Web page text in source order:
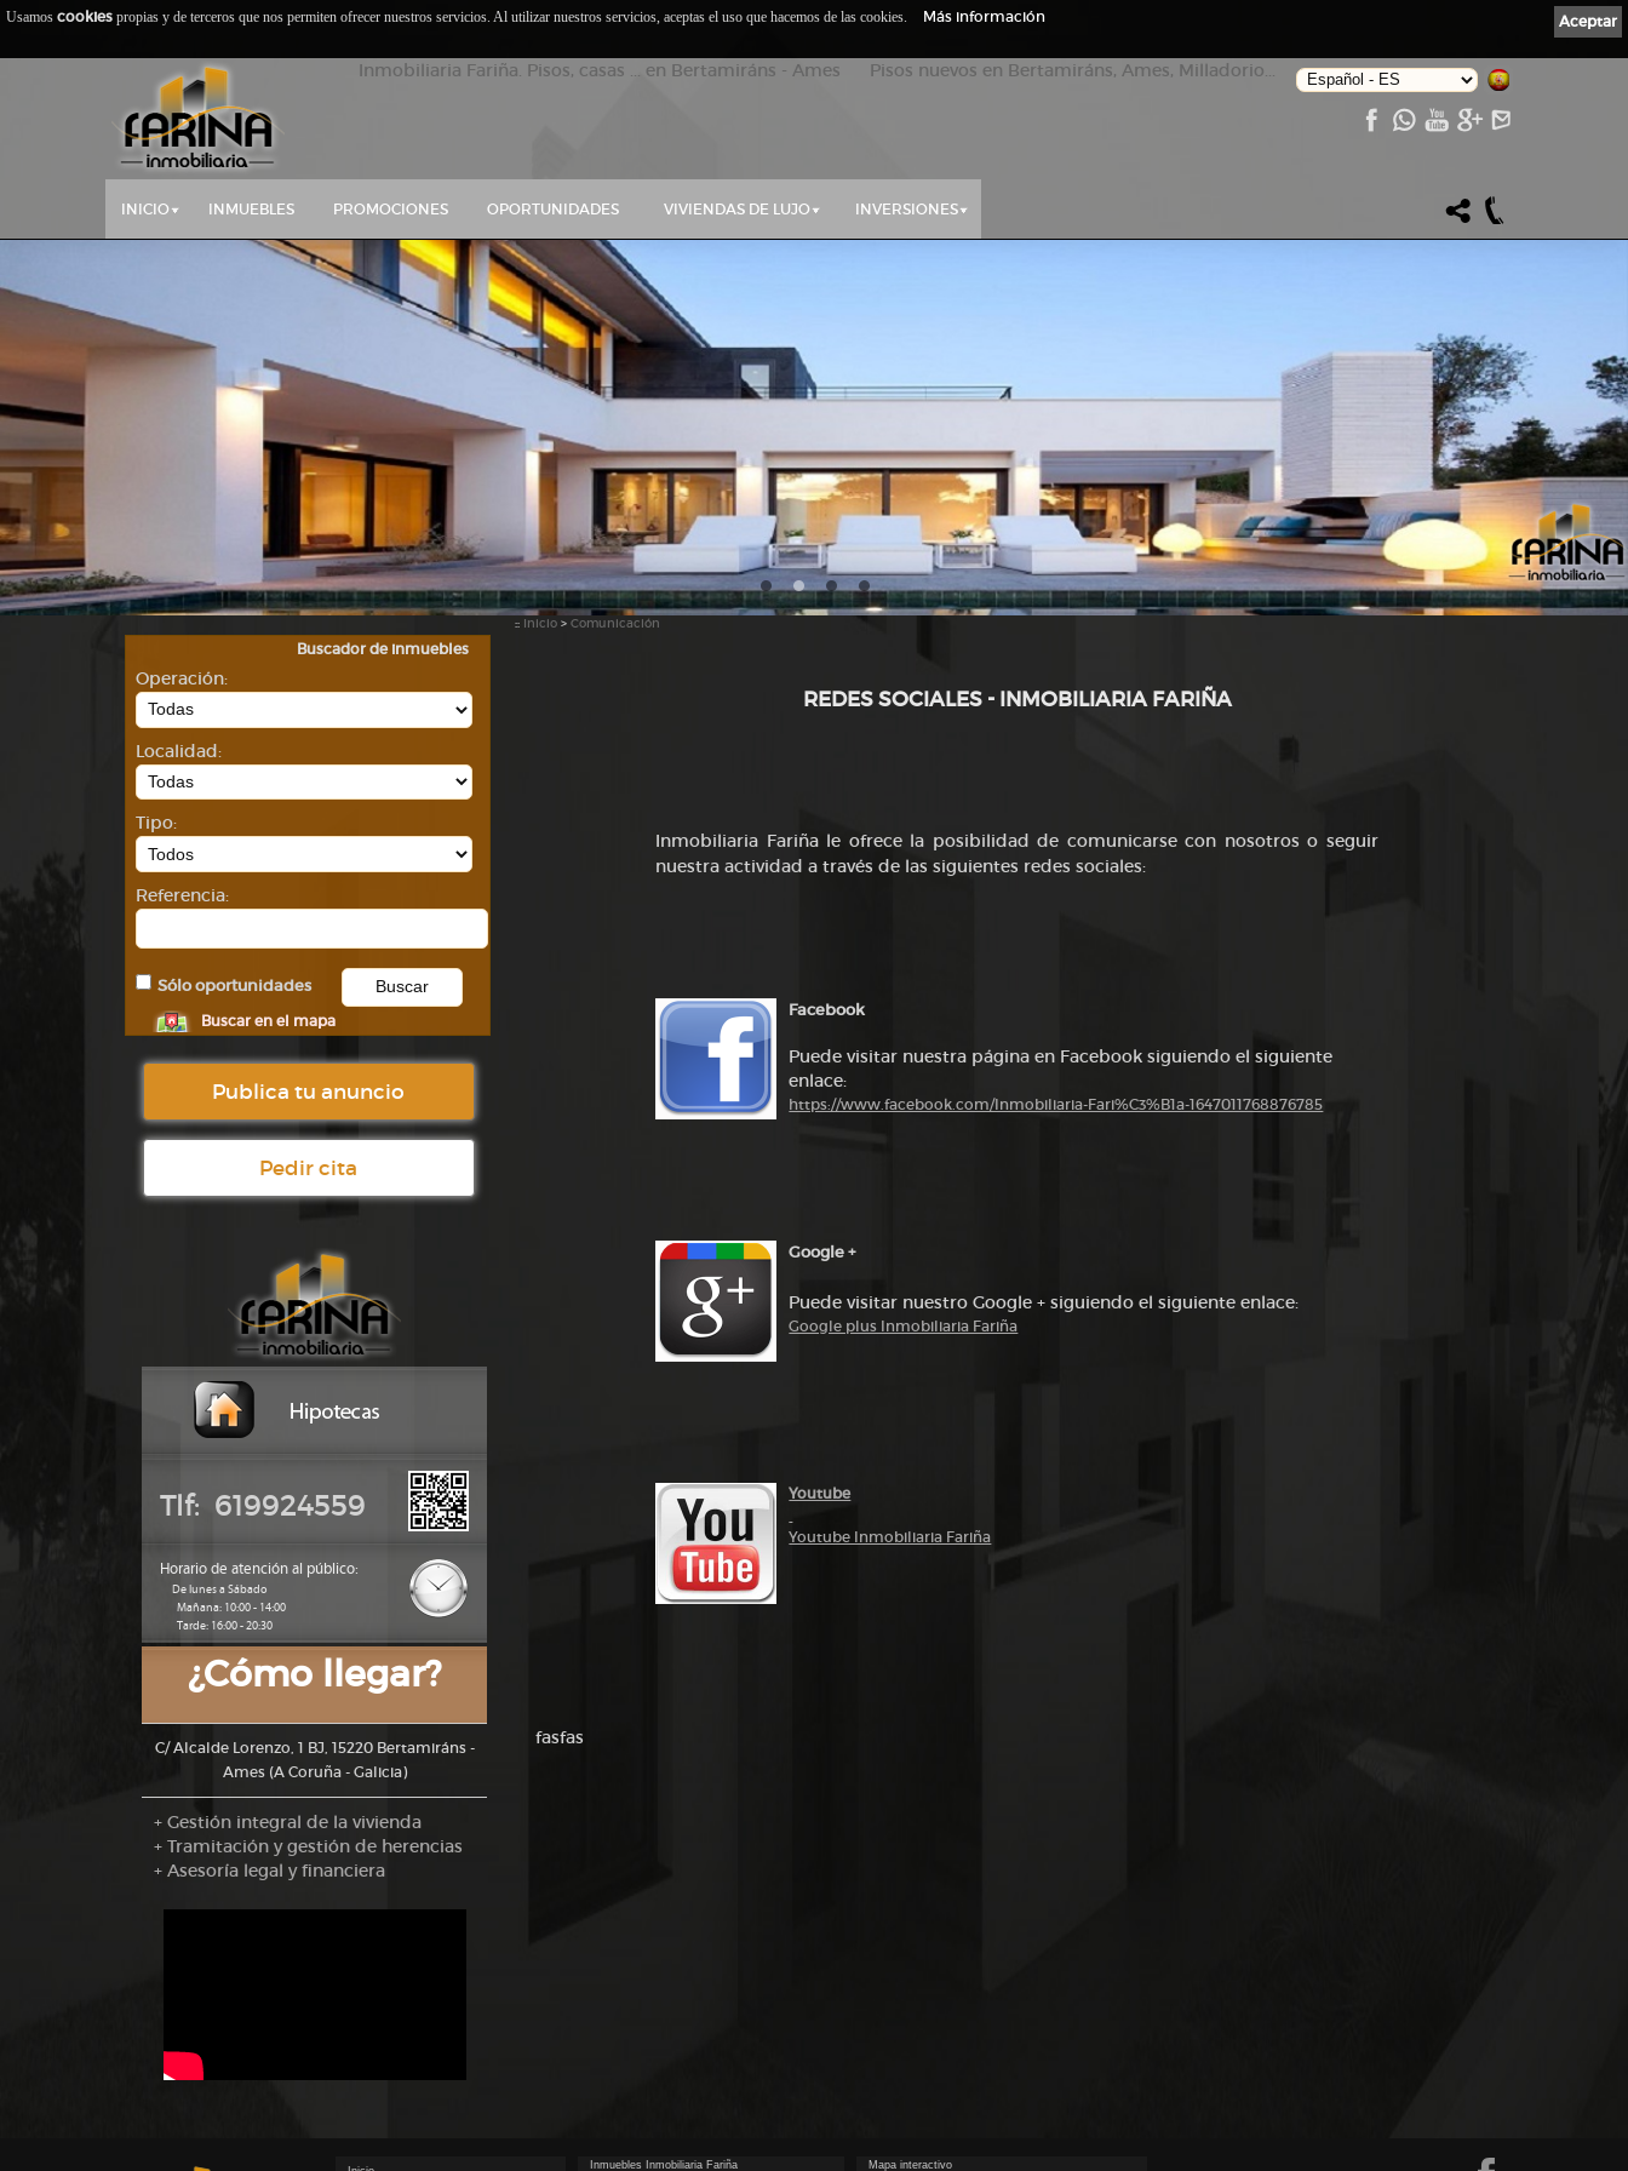
Inmobiliaria Fariña. Pisos, casas ... en Bertamiráns - Ames Pisos nuevos en Bertamiráns, Ames, Milladorio...
INICIO INMUEBLES PROMOCIONES OPORTUNIDADES VIVIENDAS DE LUJO INVERSIONES
Buscador de inmuebles
Operación:
Localidad:
Tipo:
Referencia:
Sólo oportunidades
Buscar en el mapa
Publica tu anuncio
Pedir cita
Tlf: 619924559
Horario de atención al público:
De lunes a Sábado
Mañana: 10:00 - 14:00
Tarde: 16:00 - 20:30
¿Cómo llegar?
C/ Alcalde Lorenzo, 1 BJ, 15220 Bertamiráns -
Ames (A Coruña - Galicia)
+ Gestión integral de la vivienda
+ Tramitación y gestión de herencias
+ Asesoría legal y financiera
:: Inicio > Comunicación
REDES SOCIALES - INMOBILIARIA FARIÑA
Inmobiliaria Fariña le ofrece la posibilidad de comunicarse con nosotros o seguir
nuestra actividad a través de las siguientes redes sociales:
Facebook
Puede visitar nuestra página en Facebook siguiendo el siguiente
enlace:
https://www.facebook.com/Inmobiliaria-Fari%C3%B1a-1647011768876785
Google +
Puede visitar nuestro Google + siguiendo el siguiente enlace:
Google plus Inmobiliaria Fariña
Youtube
Youtube Inmobiliaria Fariña
fasfas
Inmuebles Inmobiliaria Fariña Mapa interactivo
Aceptar
Usamos cookies propias y de terceros que nos permiten ofrecer nuestros servicios. Al utilizar nuestros servicios, aceptas el uso que hacemos de las cookies. Más información